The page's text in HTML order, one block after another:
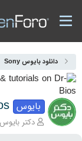
دانلود بایوس Sony
بایوس
آغازگر
دکتر بایوس